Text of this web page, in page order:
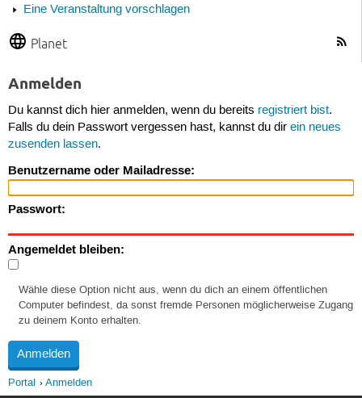
Eine Veranstaltung vorschlagen
Planet
Anmelden
Du kannst dich hier anmelden, wenn du bereits registriert bist.
Falls du dein Passwort vergessen hast, kannst du dir ein neues
zusenden lassen.
Benutzername oder Mailadresse:
Passwort:
Angemeldet bleiben:
Wähle diese Option nicht aus, wenn du dich an einem öffentlichen
Computer befindest, da sonst fremde Personen möglicherweise Zugang
zu deinem Konto erhalten.
Portal Anmelden